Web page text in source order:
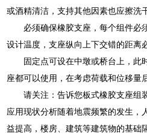
或酒精清洁，支持其他因素也应擦洗
必须确保橡胶支座，每个组件必
设计温度，支座纵向上下交错的距离
固定点可设在中墩或桥台上，此
座都可以使用，在考虑荷载和位移量
请关注：告诉您板式橡胶支座组
应用现状分析随着地震频繁的发生，
益提高，楼房、建筑等建筑物的基础